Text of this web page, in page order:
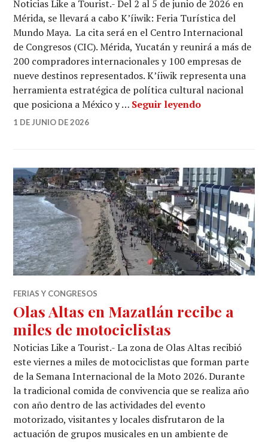
Noticias Like a Tourist.- Del 2 al 5 de junio de 2026 en
Mérida, se llevará a cabo K’íiwik: Feria Turística del
Mundo Maya. La cita será en el Centro Internacional
de Congresos (CIC). Mérida, Yucatán y reunirá a más de
200 compradores internacionales y 100 empresas de
nueve destinos representados. K’íiwik representa una
herramienta estratégica de política cultural nacional
que posiciona a México y … Seguir leyendoK’íiwik: Feria
1 DE JUNIO DE 2026
FERIAS Y CONGRESOS
Olas Altas en Mazatlán recibe a
miles de motociclistas
Noticias Like a Tourist.- La zona de Olas Altas recibió
este viernes a miles de motociclistas que forman parte
de la Semana Internacional de la Moto 2026. Durante
la tradicional comida de convivencia que se realiza año
con año dentro de las actividades del evento
motorizado, visitantes y locales disfrutaron de la
actuación de grupos musicales en un ambiente de